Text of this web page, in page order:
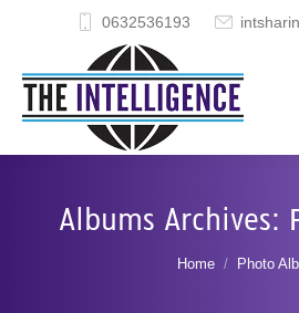
0632536193
Albums Archives:
You are here:
Home Photo